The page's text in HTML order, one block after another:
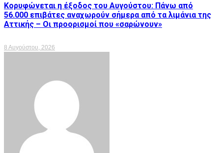
Κορυφώνεται η έξοδος του Αυγούστου: Πάνω από
56.000 επιβάτες αναχωρούν σήμερα από τα λιμάνια της
Αττικής – Οι προορισμοί που «σαρώνουν»
8 Αυγούστου, 2026